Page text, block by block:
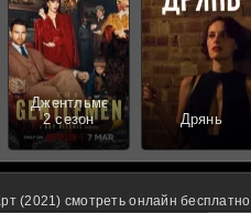
Джентльмены
2 сезон
Дрянь
(2021) смотреть онлайн бесплатно